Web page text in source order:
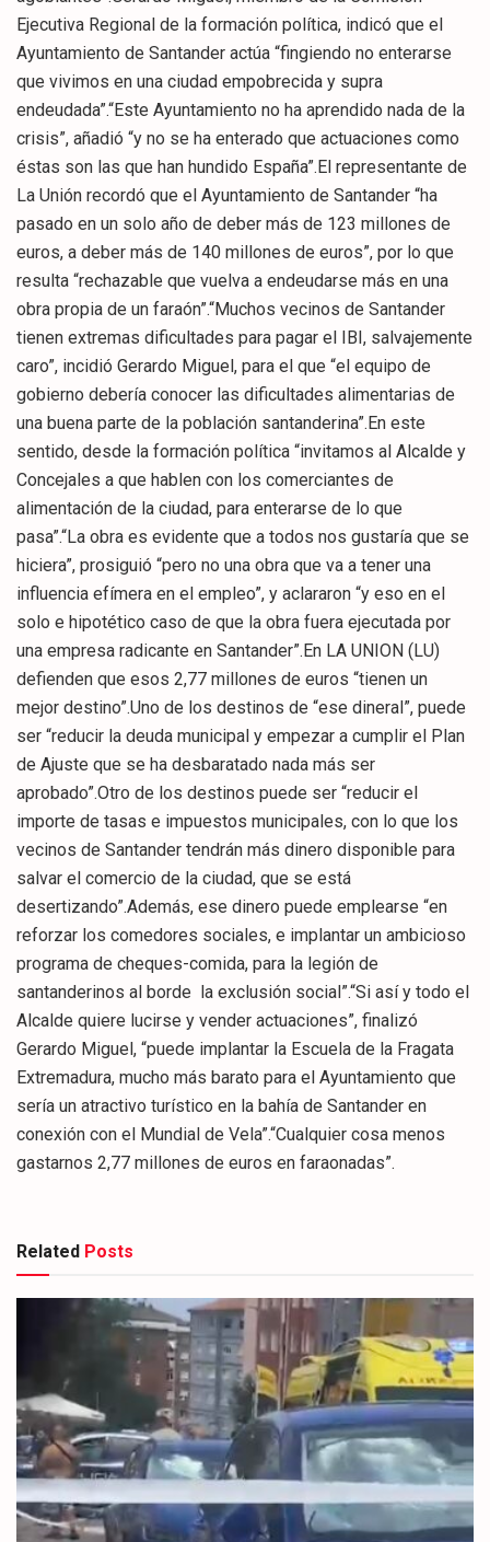
Ejecutiva Regional de la formación política, indicó que el
Ayuntamiento de Santander actúa “fingiendo no enterarse
que vivimos en una ciudad empobrecida y supra
endeudada”.“Este Ayuntamiento no ha aprendido nada de la
crisis”, añadió “y no se ha enterado que actuaciones como
éstas son las que han hundido España”.El representante de
La Unión recordó que el Ayuntamiento de Santander “ha
pasado en un solo año de deber más de 123 millones de
euros, a deber más de 140 millones de euros”, por lo que
resulta “rechazable que vuelva a endeudarse más en una
obra propia de un faraón”.“Muchos vecinos de Santander
tienen extremas dificultades para pagar el IBI, salvajemente
caro”, incidió Gerardo Miguel, para el que “el equipo de
gobierno debería conocer las dificultades alimentarias de
una buena parte de la población santanderina”.En este
sentido, desde la formación política “invitamos al Alcalde y
Concejales a que hablen con los comerciantes de
alimentación de la ciudad, para enterarse de lo que
pasa”.“La obra es evidente que a todos nos gustaría que se
hiciera”, prosiguió “pero no una obra que va a tener una
influencia efímera en el empleo”, y aclararon “y eso en el
solo e hipotético caso de que la obra fuera ejecutada por
una empresa radicante en Santander”.En LA UNION (LU)
defienden que esos 2,77 millones de euros “tienen un
mejor destino”.Uno de los destinos de “ese dineral”, puede
ser “reducir la deuda municipal y empezar a cumplir el Plan
de Ajuste que se ha desbaratado nada más ser
aprobado”.Otro de los destinos puede ser “reducir el
importe de tasas e impuestos municipales, con lo que los
vecinos de Santander tendrán más dinero disponible para
salvar el comercio de la ciudad, que se está
desertizando”.Además, ese dinero puede emplearse “en
reforzar los comedores sociales, e implantar un ambicioso
programa de cheques-comida, para la legión de
santanderinos al borde la exclusión social”.“Si así y todo el
Alcalde quiere lucirse y vender actuaciones”, finalizó
Gerardo Miguel, “puede implantar la Escuela de la Fragata
Extremadura, mucho más barato para el Ayuntamiento que
sería un atractivo turístico en la bahía de Santander en
conexión con el Mundial de Vela”.“Cualquier cosa menos
gastarnos 2,77 millones de euros en faraonadas”.
Related Posts